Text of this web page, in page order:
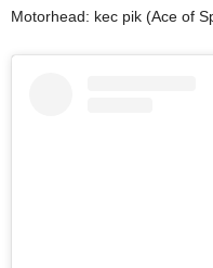
Motorhead: kec pik (Ace of